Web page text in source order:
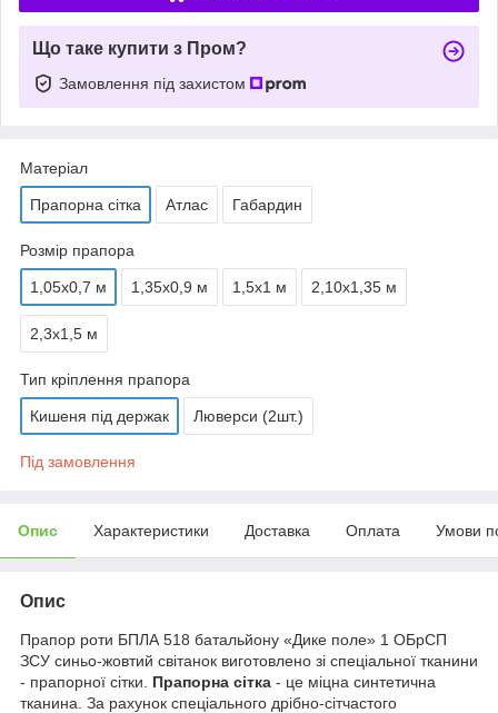
Що таке купити з Пром?
Замовлення під захистом
Матеріал
Прапорна сітка Атлас Габардин
Розмір прапора
1,05х0,7 м 1,35х0,9 м 1,5х1 м 2,10х1,35 м
2,3х1,5 м
Тип кріплення прапора
Кишеня під держак Люверси (2шт.)
Під замовлення
Опис Характеристики Доставка Оплата Умови
Опис
Прапор роти БПЛА 518 батальйону «Дике поле» 1 ОБрСП
ЗСУ синьо-жовтий світанок виготовлено зі спеціальної тканини
- прапорної сітки. Прапорна сітка - це міцна синтетична
тканина. За рахунок спеціального дрібно-сітчастого